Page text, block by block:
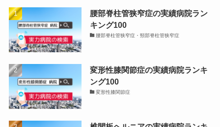
腰部脊柱管狭窄症の実績病院ラン
キング100
腰部脊柱管狭窄症・頸部脊柱管狭窄症
変形性膝関節症の実績病院ランキ
ング100
変形性膝関節症